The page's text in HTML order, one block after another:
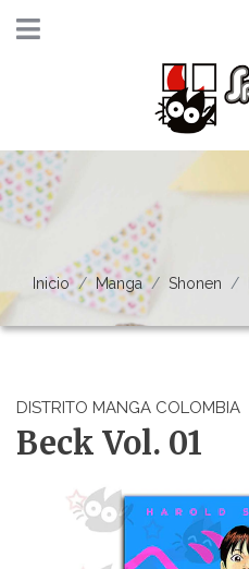
Inicio Manga Shonen
DISTRITO MANGA COLOMBIA
Beck Vol. 01